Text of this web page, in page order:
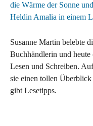
die Wärme der Sonne
Heldin Amalia in einem
Susanne Martin belebte
Buchhändlerin und
Lesen und Schreiben.
sie einen tollen
gibt Lesetipps.